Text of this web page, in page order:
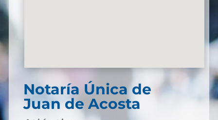
Notaría Única de
Juan de Acosta